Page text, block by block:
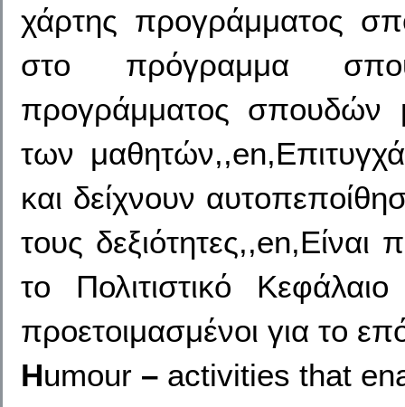
χάρτης προγράμματος
στο πρόγραμμα
προγράμματος σπουδών
των
και δείχνουν
τους
το Πολιτιστικό
προετοιμασμένοι για το
Humour – activities that